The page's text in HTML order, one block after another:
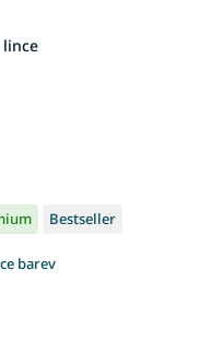
lince
Bestseller
barev